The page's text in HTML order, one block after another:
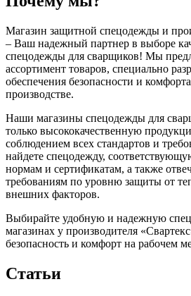
Магазин защитной спецодежды и
– Ваш надежный партнер в выборе
спецодежды для сварщиков! Мы
ассортимент товаров, специально
обеспечения безопасности и
производстве.
Наши магазины спецодежды для
только высококачественную
соблюдением всех стандартов и
найдете спецодежду,
нормам и сертификатам, а также
требованиям по уровню защиты от
внешних факторов.
Выбирайте удобную и надежную
магазинах у производителя
безопасность и комфорт на рабочем
Статьи